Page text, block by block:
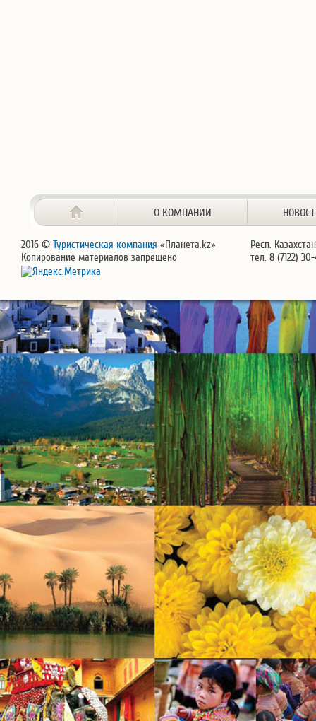
О КОМПАНИИ
2016 © Туристическая компания «Планета.kz»
Копирование материалов запрещено
Респ.
тел. 8 (7122)